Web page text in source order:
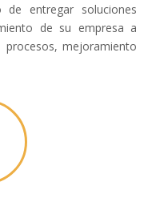
de entregar soluciones
de su empresa a
mejoramiento